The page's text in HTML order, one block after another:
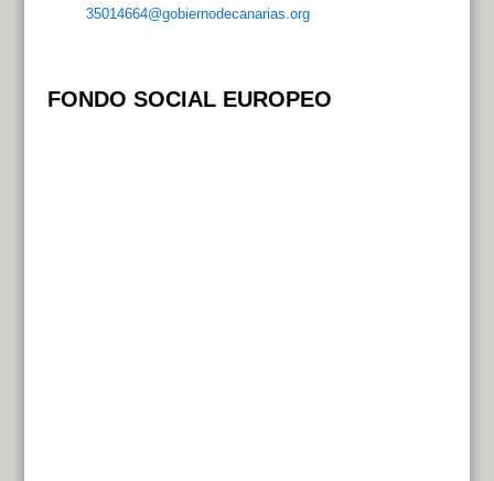
35014664@gobiernodecanarias.org
FONDO SOCIAL EUROPEO